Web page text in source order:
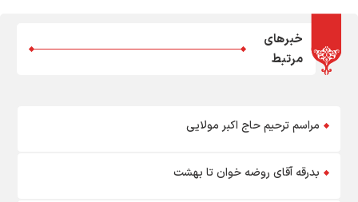
خبرهای
مرتبط
مراسم ترحیم حاج اکبر مولایی
بدرقه آقای روضه خوان تا بهشت